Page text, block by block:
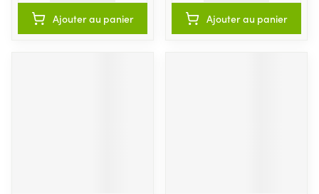
Ajouter au panier Ajouter au panier